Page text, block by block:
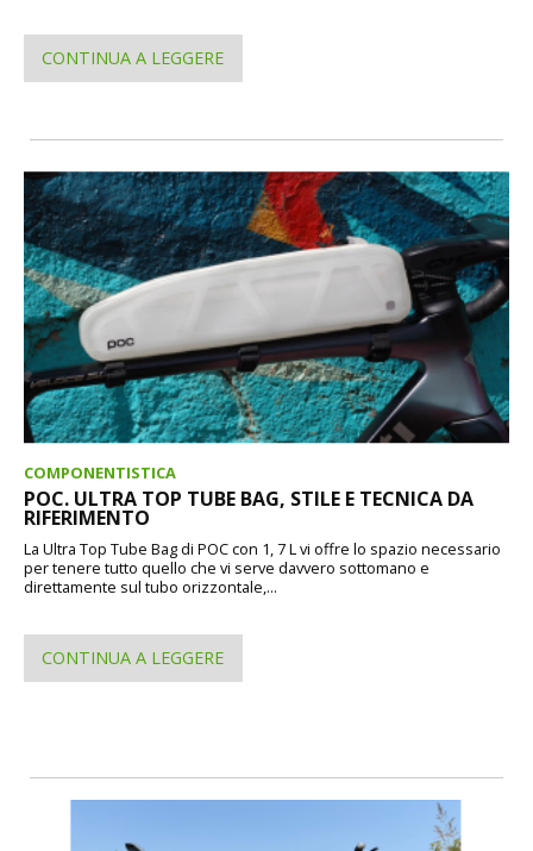
CONTINUA A LEGGERE
COMPONENTISTICA
POC. ULTRA TOP TUBE BAG, STILE E TECNICA DA
RIFERIMENTO
La Ultra Top Tube Bag di POC con 1, 7 L vi offre lo spazio necessario
per tenere tutto quello che vi serve davvero sottomano e
direttamente sul tubo orizzontale,...
CONTINUA A LEGGERE